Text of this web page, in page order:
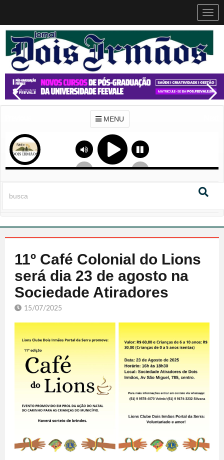
MENU
11º Café Colonial do Lions
será dia 23 de agosto na
Sociedade Atiradores
15/07/2025